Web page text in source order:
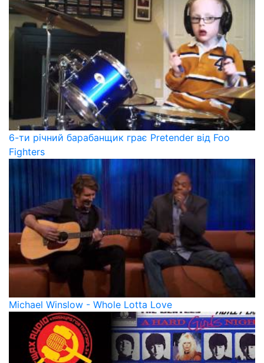
6-ти річний барабанщик грає Pretender від Foo
Fighters
Michael Winslow - Whole Lotta Love